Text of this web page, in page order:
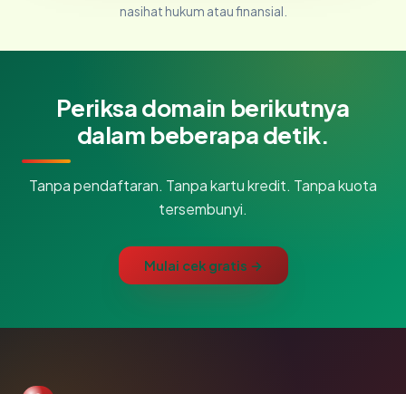
nasihat hukum atau finansial.
Periksa domain berikutnya
dalam beberapa detik.
Tanpa pendaftaran. Tanpa kartu kredit. Tanpa kuota
tersembunyi.
Mulai cek gratis →